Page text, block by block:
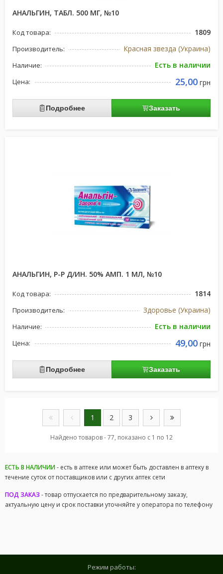
АНАЛЬГИН, ТАБЛ. 500 МГ, №10
Код товара: 1809
Производитель: Красная звезда (Украина)
Наличие: Есть в наличии
Цена: 25,00 грн
Подробнее Заказать
АНАЛЬГИН, Р-Р Д/ИН. 50% АМП. 1 МЛ, №10
Код товара: 1814
Производитель: Здоровье (Украина)
Наличие: Есть в наличии
Цена: 49,00 грн
Подробнее Заказать
1 2 3
Найдено товаров - 77, показано с 1 по 12
ЕСТЬ В НАЛИЧИИ- есть в аптеке или может быть доставлен в аптеку в
течение суток от поставщиков или с других аптек сети
ПОД ЗАКАЗ - товар отпускается по предварительному заказу,
актуальную цену и срок поставки уточняйте у оператора по телефону
Режим работы: